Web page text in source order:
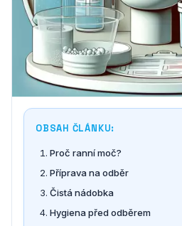
OBSAH ČLÁNKU:
Proč ranní moč?
Příprava na odběr
Čistá nádobka
Hygiena před odběrem